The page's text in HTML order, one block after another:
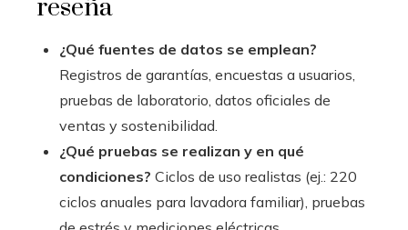
reseña
¿Qué fuentes de datos se emplean?
Registros de garantías, encuestas a usuarios,
pruebas de laboratorio, datos oficiales de
ventas y sostenibilidad.
¿Qué pruebas se realizan y en qué
condiciones? Ciclos de uso realistas (ej.: 220
ciclos anuales para lavadora familiar), pruebas